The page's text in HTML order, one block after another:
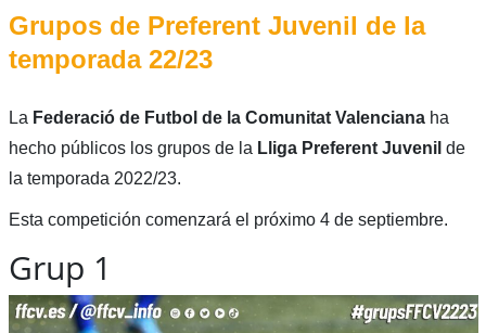
Grupos de Preferent Juvenil de la
temporada 22/23
La Federació de Futbol de la Comunitat Valencianaha
hecho públicos los grupos de la Lliga Preferent Juvenil de
la temporada 2022/23.
Esta competición comenzará el próximo 4 de septiembre.
Grup 1